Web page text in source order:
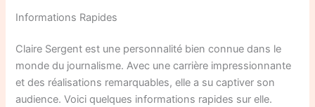
Informations Rapides
Claire Sergent est une personnalité bien connue dans le
monde du journalisme. Avec une carrière impressionnante
et des réalisations remarquables, elle a su captiver son
audience. Voici quelques informations rapides sur elle.